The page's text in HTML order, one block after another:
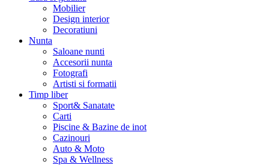
Mobilier
Design interior
Decoratiuni
Nunta
Saloane nunti
Accesorii nunta
Fotografi
Artisti si formatii
Timp liber
Sport& Sanatate
Carti
Piscine & Bazine de inot
Cazinouri
Auto & Moto
Spa & Wellness